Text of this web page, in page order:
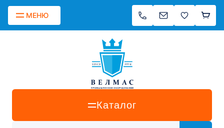
МЕНЮ
Каталог